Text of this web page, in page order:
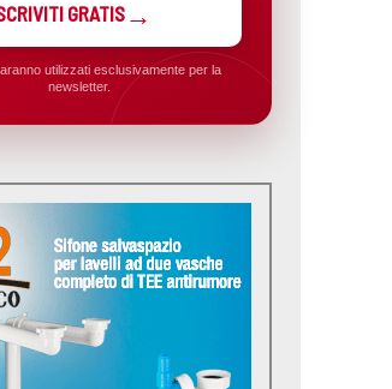
GRATIS
utilizzati esclusivamente per la
newsletter.